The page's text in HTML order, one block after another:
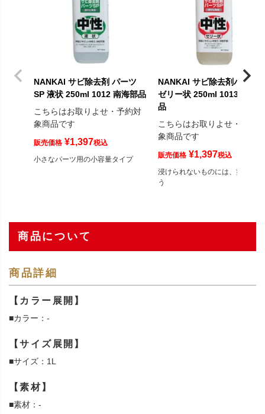
NANKAI サビ除去剤 パーツ
SP 液状 250ml 1012 南海部品
こちらはお取りよせ・予約対
象商品です
販売価格 ¥1,397税込
小さなパーツ用の小容量タイプ
NANKAI サビ除去剤パーツ
ゼリー状 250ml 1013 南海部
品
こちらはお取りよせ・予約対
象商品です
販売価格 ¥1,397税込
浸けられないものには、塗って使
う
商品について
商品詳細
【カラー展開】
■カラー：-
【サイズ展開】
■サイズ：1L
【素材】
■素材：-